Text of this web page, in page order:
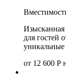
Изысканная
для гостей
уникальные
от 12 600 Р